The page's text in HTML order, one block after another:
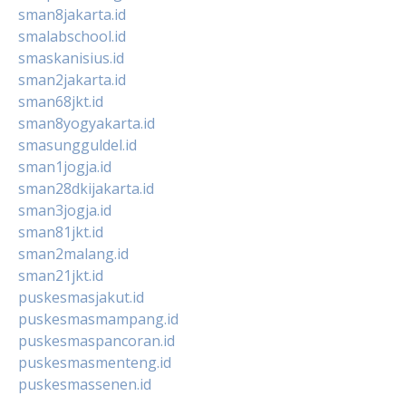
sman8jakarta.id
smalabschool.id
smaskanisius.id
sman2jakarta.id
sman68jkt.id
sman8yogyakarta.id
smasungguldel.id
sman1jogja.id
sman28dkijakarta.id
sman3jogja.id
sman81jkt.id
sman2malang.id
sman21jkt.id
puskesmasjakut.id
puskesmasmampang.id
puskesmaspancoran.id
puskesmasmenteng.id
puskesmassenen.id